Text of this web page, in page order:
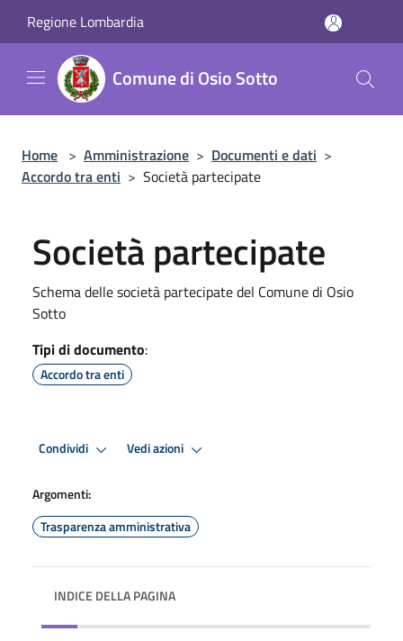
Regione Lombardia
Comune di Osio Sotto
Home > Amministrazione > Documenti e dati >
Accordo tra enti > Società partecipate
Società partecipate
Schema delle società partecipate del Comune di Osio
Sotto
Tipi di documento:
Accordo tra enti
Condividi Vedi azioni
Argomenti:
Trasparenza amministrativa
INDICE DELLA PAGINA